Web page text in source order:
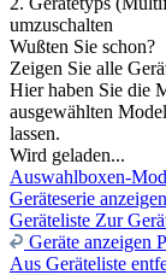
umzuschalten
Wußten Sie schon?
Zeigen Sie alle
Hier haben Sie die
ausgewählten
lassen.
Wird geladen...
Auswahlboxen-
Geräteserie anzeigen
Geräteliste Zur
Geräte anzeigen
Aus Geräteliste